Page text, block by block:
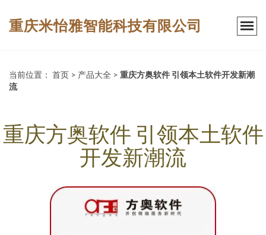
重庆米怡雅智能科技有限公司
当前位置： 首页 > 产品大全 > 重庆方奥软件 引领本土软件开发新潮
流
重庆方奥软件 引领本土软件
开发新潮流